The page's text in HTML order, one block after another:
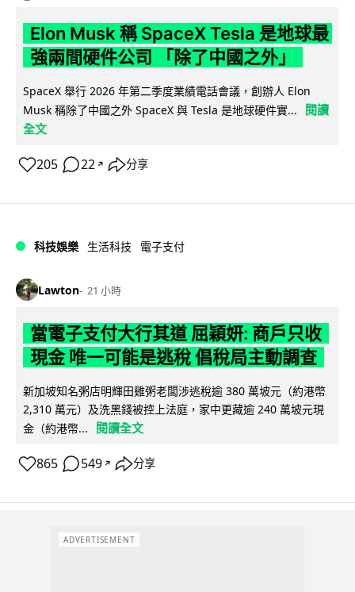
Elon Musk 稱 SpaceX Tesla 是地球最
強兩間硬件公司 「除了中國之外」
SpaceX 舉行 2026 年第二季度業績電話會議，創辦人 Elon
Musk 稱除了中國之外 SpaceX 與 Tesla 是地球硬件實...
閱讀
全文
205 22 ↗ 分享
科技娛樂 生活科技 電子支付
Lawton 21 小時
當電子支付大行其道 屈穎妍: 商戶只收
現金 唯一可能是逃稅 倡稅局主動調查
新加坡知名粥店明輝田雞粥老闆涉逃稅逾 380 萬坡元（約港幣
2,310 萬元）及洗黑錢被控上法庭，家中更藏逾 240 萬坡元現
金（約港幣...
閱讀全文
865 549 ↗ 分享
ADVERTISEMENT